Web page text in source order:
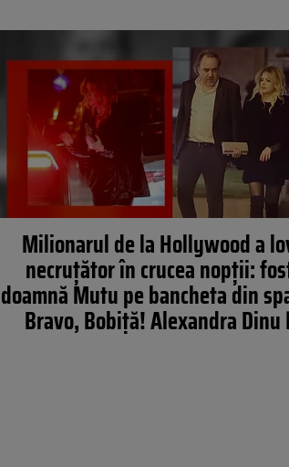
Milionarul de la Hollywood a
necruțător în crucea nopții:
doamnă Mutu pe bancheta din
Bravo, Bobiță! Alexandra